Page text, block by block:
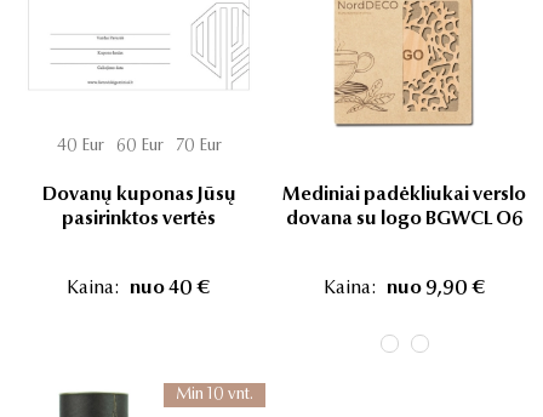
40 Eur 60 Eur 70 Eur
Dovanų kuponas Jūsų
pasirinktos vertės
Kaina: nuo 40 €
Mediniai padėkliukai verslo
dovana su logo BGWCL O6
Kaina: nuo 9,90 €
Min 10 vnt.